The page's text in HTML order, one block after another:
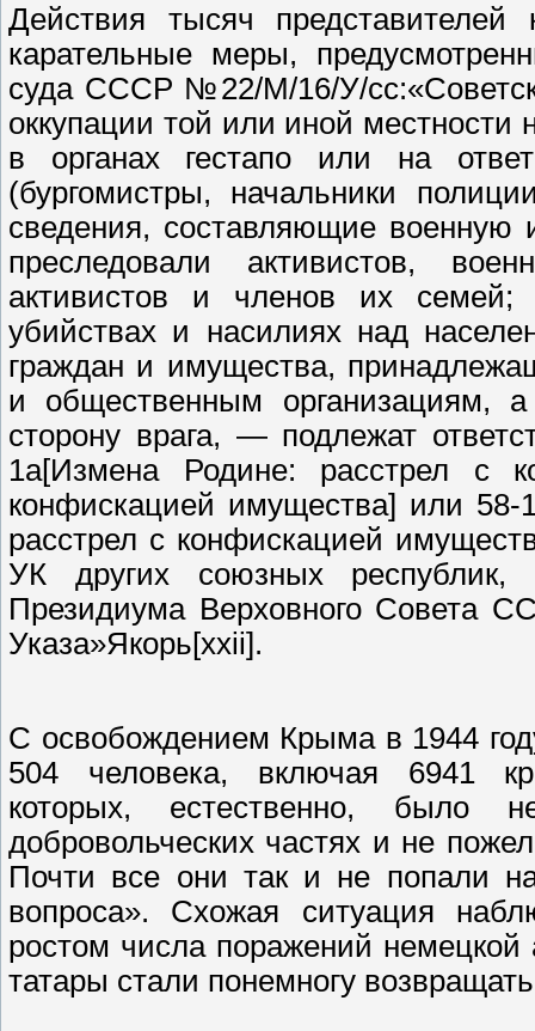
Действия тысяч представителей
карательные меры,
суда СССР №22/М/16/У/
оккупации той или иной
в органах гестапо или на
(бургомистры, начальники
сведения, составляющие военную
преследовали активистов,
активистов и членов их семей;
убийствах и насилиях над
граждан и имущества,
и общественным организациям,
сторону врага, — подлежат
1а[Измена Родине: расстрел с
конфискацией имущества] или 58-
расстрел с конфискацией
УК других союзных
Президиума Верховного Совета
Указа»Якорь[xxii].
С освобождением Крыма в 1944
504 человека, включая 6941
которых, естественно,
добровольческих частях и не
Почти все они так и не попали
вопроса». Схожая ситуация
ростом числа поражений
татары стали понемногу